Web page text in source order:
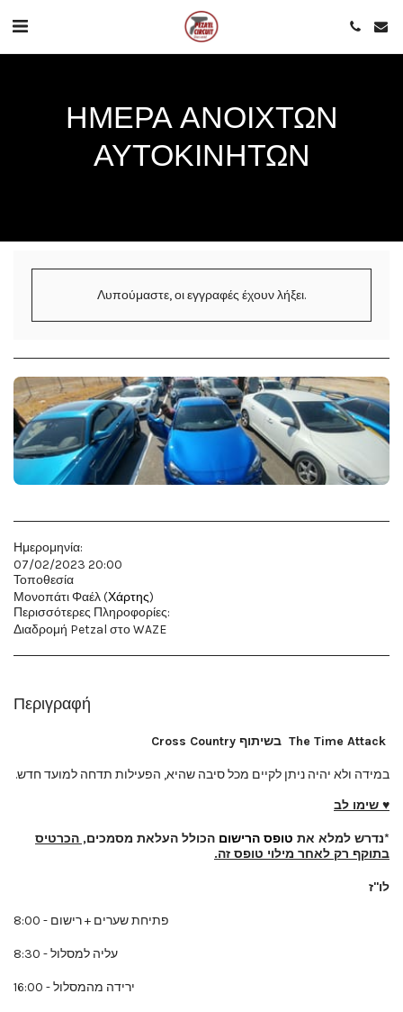
ΗΜΈΡΑ ΑΝΟΙΧΤΏΝ
ΑΥΤΟΚΙΝΉΤΩΝ
Λυπούμαστε, οι εγγραφές έχουν λήξει.
Ημερομηνία:
07/02/2023 20:00
Τοποθεσία
Μονοπάτι Φαέλ (Χάρτης)
Περισσότερες Πληροφορίες:
Διαδρομή Petzal στο WAZE
Περιγραφή
בשיתוף Cross Country
במידה ולא יהיה ניתן לקיים מכל סיבה שהיא, הפעילות תדחה למועד חדש.
♥ שימו לב
*נדרש למלא את טופס הרישום הכולל העלאת מסמכים, הכרטיס
בתוקף רק לאחר מילוי טופס זה.
לו"ז
8:00 - פתיחת שערים + רישום
8:30 - עליה למסלול
16:00 - ירידה מהמסלול